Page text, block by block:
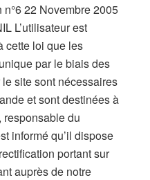
22 Novembre 2005
L’utilisateur est
cette loi que les
par le biais des
site sont nécessaires
et sont destinées à
responsable du
informé qu’il dispose
portant sur
auprès de notre